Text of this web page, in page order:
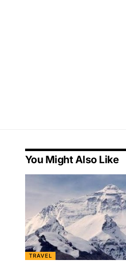
You Might Also Like
TRAVEL